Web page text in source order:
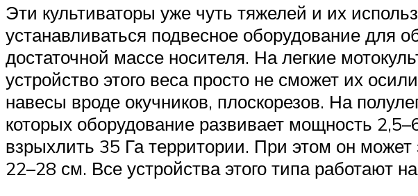
Эти культиваторы уже чуть тяжелей и их
устанавливаться подвесное оборудование для
достаточной массе носителя. На легкие
устройство этого веса просто не сможет их
навесы вроде окучников, плоскорезов. На
которых оборудование развивает мощность
взрыхлить 35 Га территории. При этом он
22–28 см. Все устройства этого типа работают